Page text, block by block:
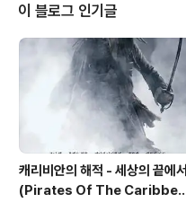
이 블로그 인기글
캐리비안의 해적 - 세상의 끝에서
(Pirates Of The Caribbea